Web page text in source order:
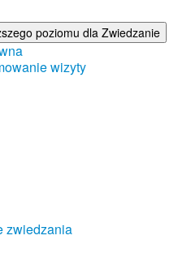
poziomu dla Zwiedzanie
wizyty
zwiedzania